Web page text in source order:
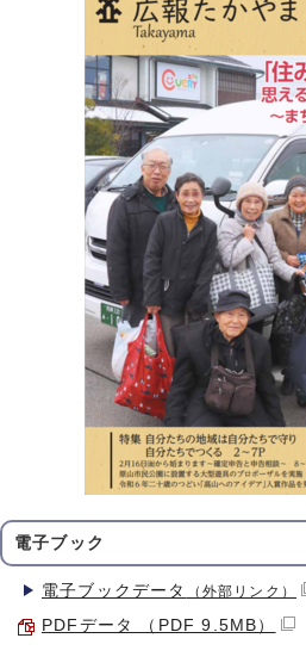
電子ブック
電子ブックデータ （外部リンク）
PDFデータ （PDF 9.5MB）